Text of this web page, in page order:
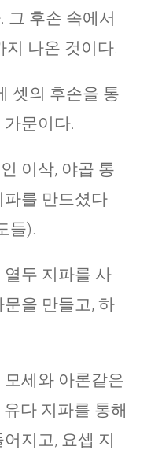
그 후손 속에서
지 나온 것이다.
셋의 후손을 통
문이다.
이삭, 야곱 통
를 만드셨다
들).
두 지파를 사
을 만들고, 하
세와 아론같은
다 지파를 통해
지고, 요셉 지